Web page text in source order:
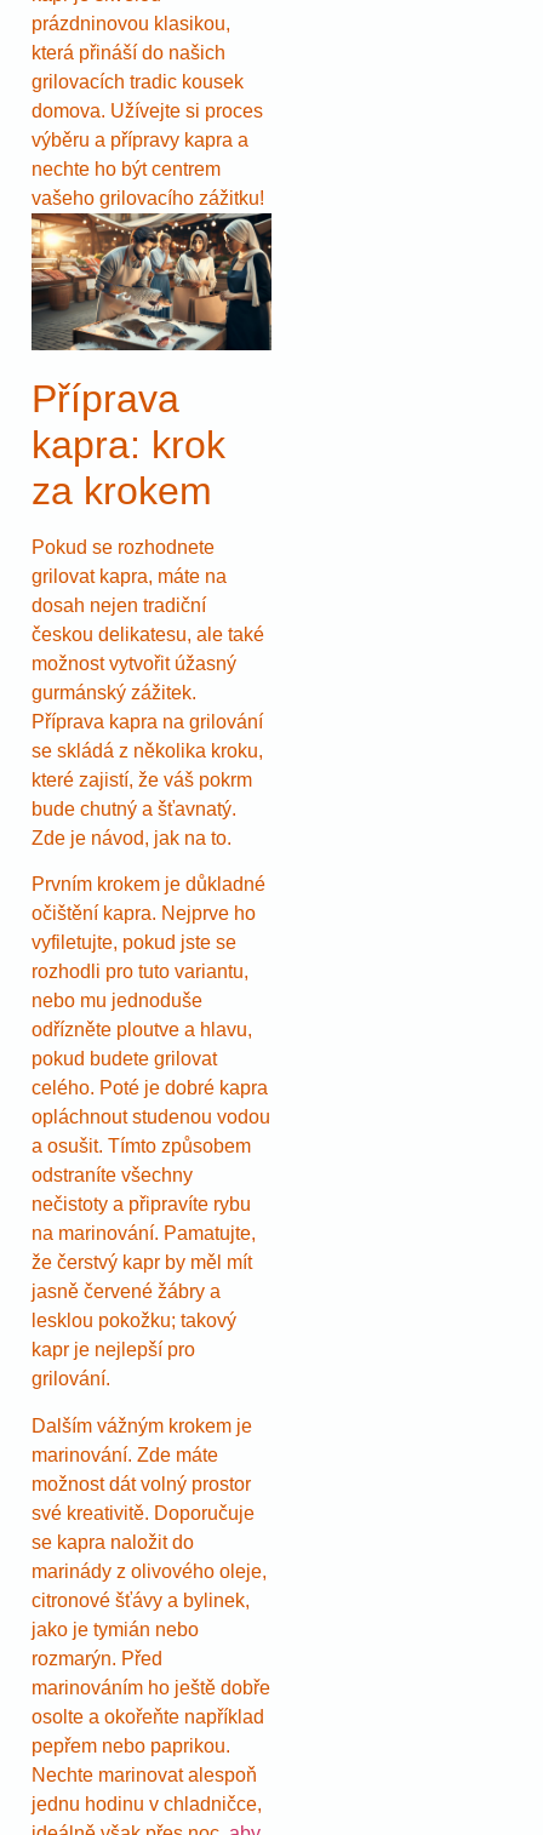
prázdninovou klasikou,
která přináší do našich
grilovacích tradic kousek
domova. Užívejte si proces
výběru a přípravy kapra a
nechte ho být centrem
vašeho grilovacího zážitku!
Příprava
kapra: krok
za krokem
Pokud se rozhodnete
grilovat kapra, máte na
dosah nejen tradiční
českou delikatesu, ale také
možnost vytvořit úžasný
gurmánský zážitek.
Příprava kapra na grilování
se skládá z několika kroku,
které zajistí, že váš pokrm
bude chutný a šťavnatý.
Zde je návod, jak na to.
Prvním krokem je důkladné
očištění kapra. Nejprve ho
vyfiletujte, pokud jste se
rozhodli pro tuto variantu,
nebo mu jednoduše
odřízněte ploutve a hlavu,
pokud budete grilovat
celého. Poté je dobré kapra
opláchnout studenou vodou
a osušit. Tímto způsobem
odstraníte všechny
nečistoty a připravíte rybu
na marinování. Pamatujte,
že čerstvý kapr by měl mít
jasně červené žábry a
lesklou pokožku; takový
kapr je nejlepší pro
grilování.
Dalším vážným krokem je
marinování. Zde máte
možnost dát volný prostor
své kreativitě. Doporučuje
se kapra naložit do
marinády z olivového oleje,
citronové šťávy a bylinek,
jako je tymián nebo
rozmarýn. Před
marinováním ho ještě dobře
osolte a okořeňte například
pepřem nebo paprikou.
Nechte marinovat alespoň
jednu hodinu v chladničce,